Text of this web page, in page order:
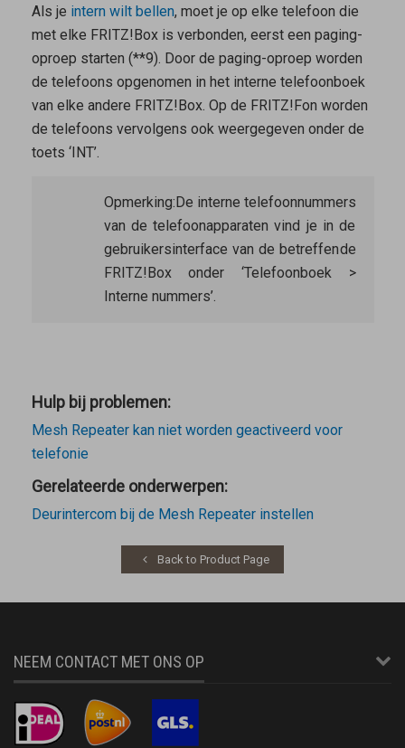
Als je intern wilt bellen, moet je op elke telefoon die
met elke FRITZ!Box is verbonden, eerst een paging-
oproep starten (**9). Door de paging-oproep worden
de telefoons opgenomen in het interne telefoonboek
van elke andere FRITZ!Box. Op de FRITZ!Fon worden
de telefoons vervolgens ook weergegeven onder de
toets ‘INT’.
Opmerking:De interne telefoonnummers
van de telefoonapparaten vind je in de
gebruikersinterface van de betreffende
FRITZ!Box onder ‘Telefoonboek >
Interne nummers’.
Hulp bij problemen:
Mesh Repeater kan niet worden geactiveerd voor
telefonie
Gerelateerde onderwerpen:
Deurintercom bij de Mesh Repeater instellen
Back to Product Page
NEEM CONTACT MET ONS OP